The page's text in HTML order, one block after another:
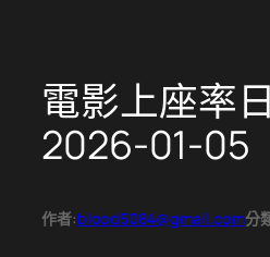
電影上座率
2026-01-05
作者:blood5084@gmail.com分